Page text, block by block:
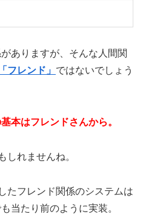
ありますが、そんな人間関
「フレンド」 ではないでしょう
本はフレンドさんから。
しれませんね。
たフレンド関係のシステムは
当たり前のように実装。